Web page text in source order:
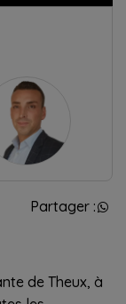
Partager :
de Theux, à